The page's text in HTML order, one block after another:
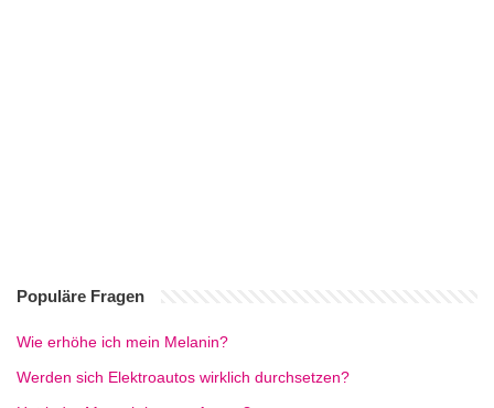
Populäre Fragen
Wie erhöhe ich mein Melanin?
Werden sich Elektroautos wirklich durchsetzen?